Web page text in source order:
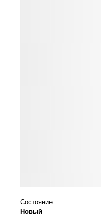
Состояние:
Новый